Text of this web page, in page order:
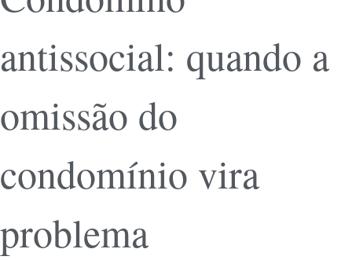
antissocial: quando a
omissão do
condomínio vira
problema